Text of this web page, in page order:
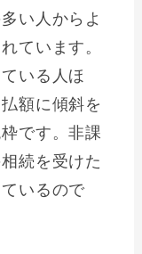
い人からよ
ています。
いる人ほ
額に傾斜を
です。非課
続を受けた
いるので